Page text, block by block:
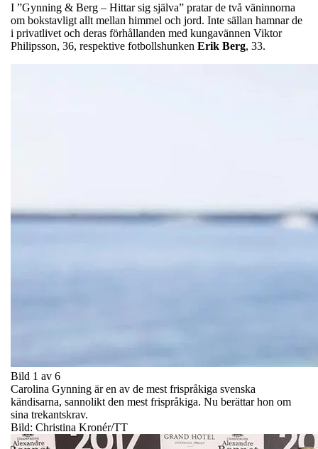
I ”Gynning & Berg – Hittar sig själva” pratar de två väninnorna
om bokstavligt allt mellan himmel och jord. Inte sällan hamnar de
i privatlivet och deras förhållanden med kungavännen Viktor
Philipsson, 36, respektive fotbollshunken Erik Berg, 33.
Bild 1 av 6
Carolina Gynning är en av de mest frispråkiga svenska
kändisarna, sannolikt den mest frispråkiga. Nu berättar hon om
sina trekantskrav.
Bild: Christina Kronér/TT